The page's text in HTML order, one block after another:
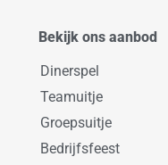
Bekijk ons aanbod
Dinerspel
Teamuitje
Groepsuitje
Bedrijfsfeest